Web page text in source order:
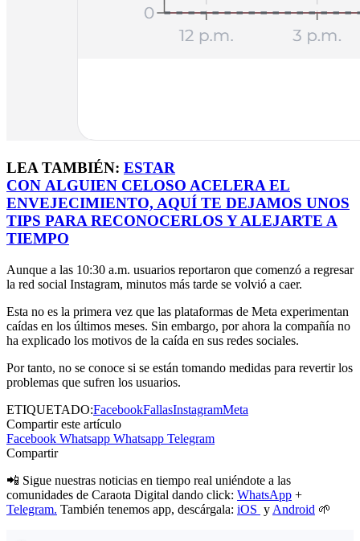
LEA TAMBIÉN: ESTAR
CON ALGUIEN CELOSO ACELERA EL
ENVEJECIMIENTO, AQUÍ TE DEJAMOS UNOS
TIPS PARA RECONOCERLOS Y ALEJARTE A
TIEMPO
Aunque a las 10:30 a.m. usuarios reportaron que comenzó a regresar
la red social Instagram, minutos más tarde se volvió a caer.
Esta no es la primera vez que las plataformas de Meta experimentan
caídas en los últimos meses. Sin embargo, por ahora la compañía no
ha explicado los motivos de la caída en sus redes sociales.
Por tanto, no se conoce si se están tomando medidas para revertir los
problemas que sufren los usuarios.
ETIQUETADO:FacebookFallasInstagramMeta
Compartir este artículo
Facebook Whatsapp Whatsapp Telegram
Compartir
📲 Sigue nuestras noticias en tiempo real uniéndote a las
comunidades de Caraota Digital dando click: WhatsApp +
Telegram. También tenemos app, descárgala: iOS y Android 🌱